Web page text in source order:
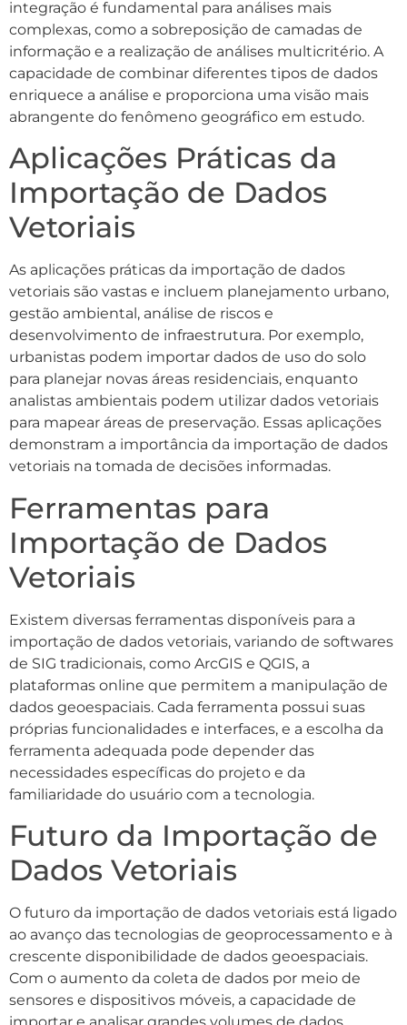
integração é fundamental para análises mais
complexas, como a sobreposição de camadas de
informação e a realização de análises multicritério. A
capacidade de combinar diferentes tipos de dados
enriquece a análise e proporciona uma visão mais
abrangente do fenômeno geográfico em estudo.
Aplicações Práticas da
Importação de Dados
Vetoriais
As aplicações práticas da importação de dados
vetoriais são vastas e incluem planejamento urbano,
gestão ambiental, análise de riscos e
desenvolvimento de infraestrutura. Por exemplo,
urbanistas podem importar dados de uso do solo
para planejar novas áreas residenciais, enquanto
analistas ambientais podem utilizar dados vetoriais
para mapear áreas de preservação. Essas aplicações
demonstram a importância da importação de dados
vetoriais na tomada de decisões informadas.
Ferramentas para
Importação de Dados
Vetoriais
Existem diversas ferramentas disponíveis para a
importação de dados vetoriais, variando de softwares
de SIG tradicionais, como ArcGIS e QGIS, a
plataformas online que permitem a manipulação de
dados geoespaciais. Cada ferramenta possui suas
próprias funcionalidades e interfaces, e a escolha da
ferramenta adequada pode depender das
necessidades específicas do projeto e da
familiaridade do usuário com a tecnologia.
Futuro da Importação de
Dados Vetoriais
O futuro da importação de dados vetoriais está ligado
ao avanço das tecnologias de geoprocessamento e à
crescente disponibilidade de dados geoespaciais.
Com o aumento da coleta de dados por meio de
sensores e dispositivos móveis, a capacidade de